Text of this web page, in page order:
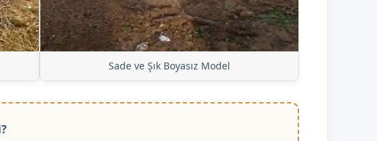
Sade ve Şık Boyasız Model